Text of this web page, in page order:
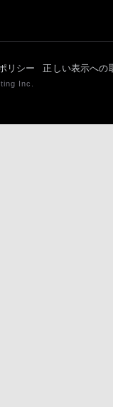
リシー 正しい表示への
Inc.